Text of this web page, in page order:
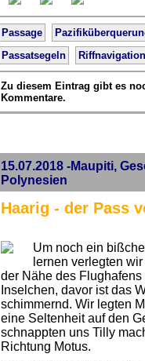
Passage
Passatsegeln
Riffnavigation
Zu diesem Eintrag gibt es
Kommentare.
15.07.2018 -Maupiti,
Polynesien
Haarig - der Pass
Um noch ein
lernen verlegten
der Nähe des
Inselchen, davor ist das
schimmernd. Wir legten
eine Seltenheit auf den
schnappten uns Tilly
Richtung Motus.